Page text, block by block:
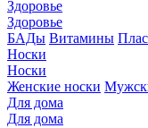
Здоровье
Здоровье
БАДы Витамины
Носки
Носки
Женские носки
Для дома
Для дома